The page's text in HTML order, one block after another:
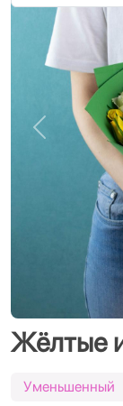
Назад
Жёлтые
Уменьшенный